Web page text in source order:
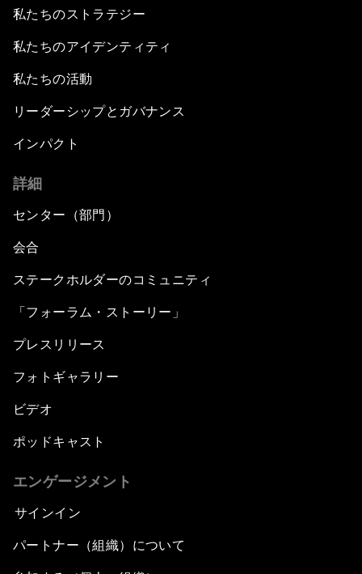
私たちのストラテジー
私たちのアイデンティティ
私たちの活動
リーダーシップとガバナンス
インパクト
詳細
センター（部門）
会合
ステークホルダーのコミュニティ
「フォーラム・ストーリー」
プレスリリース
フォトギャラリー
ビデオ
ポッドキャスト
エンゲージメント
サインイン
パートナー（組織）について